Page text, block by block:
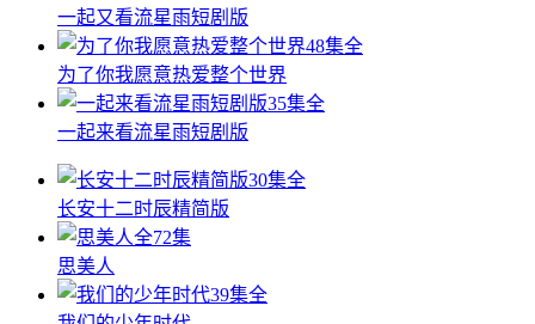
一起又看流星雨短剧版
48集全
为了你我愿意热爱整个世界
35集全
一起来看流星雨短剧版
30集全
长安十二时辰精简版
全72集
思美人
39集全